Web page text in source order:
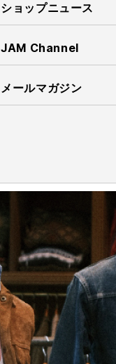
ショップニュース
JAM Channel
メールマガジン